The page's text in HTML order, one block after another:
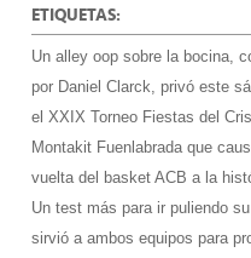
ETIQUETAS:
Un alley oop sobre la bocina,
por Daniel Clarck, privó este
el XXIX Torneo Fiestas del
Montakit Fuenlabrada que
vuelta del basket ACB a la
Un test más para ir puliendo
sirvió a ambos equipos para